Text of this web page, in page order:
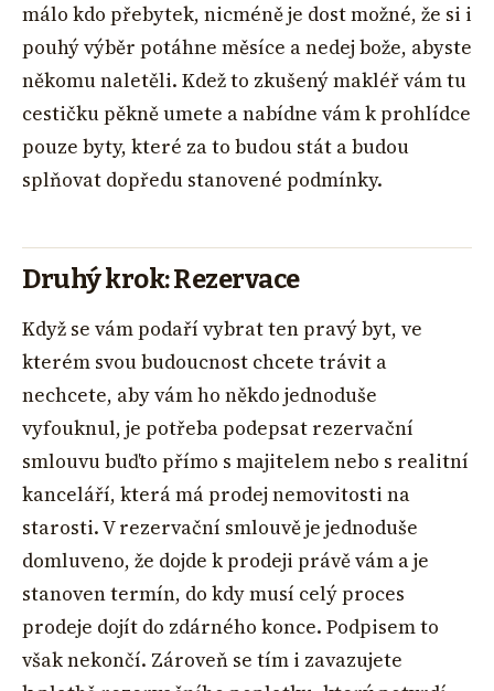
málo kdo přebytek, nicméně je dost možné, že si i
pouhý výběr potáhne měsíce a nedej bože, abyste
někomu naletěli. Kdež to zkušený makléř vám tu
cestičku pěkně umete a nabídne vám k prohlídce
pouze byty, které za to budou stát a budou
splňovat dopředu stanovené podmínky.
Druhý krok: Rezervace
Když se vám podaří vybrat ten pravý byt, ve
kterém svou budoucnost chcete trávit a
nechcete, aby vám ho někdo jednoduše
vyfouknul, je potřeba podepsat rezervační
smlouvu buďto přímo s majitelem nebo s realitní
kanceláří, která má prodej nemovitosti na
starosti. V rezervační smlouvě je jednoduše
domluveno, že dojde k prodeji právě vám a je
stanoven termín, do kdy musí celý proces
prodeje dojít do zdárného konce. Podpisem to
však nekončí. Zároveň se tím i zavazujete